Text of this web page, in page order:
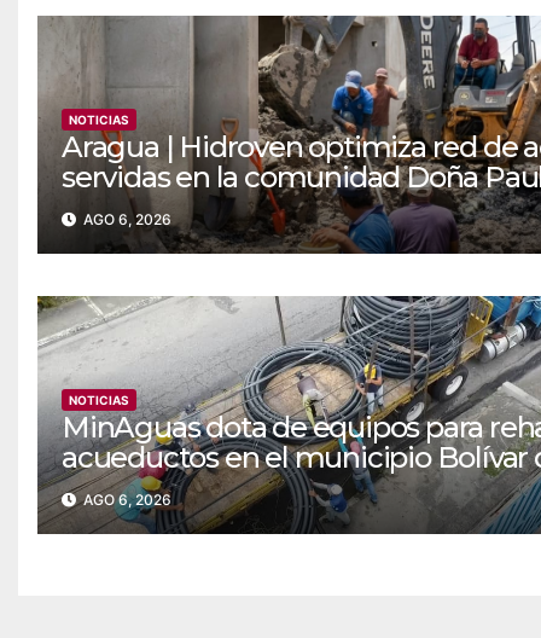
NOTICIAS
Aragua | Hidroven optimiza red de
servidas en la comunidad Doña
Maracay
AGO 6, 2026
NOTICIAS
MinAguas dota de equipos para
acueductos en el municipio Bolívar
Yaracuy‎
AGO 6, 2026